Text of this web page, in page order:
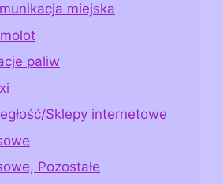
miejska
paliw
Sklepy internetowe
Pozostałe